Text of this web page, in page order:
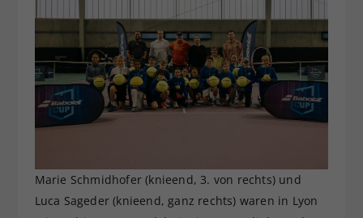
Marie Schmidhofer (knieend, 3. von rechts) und
Luca Sageder (knieend, ganz rechts) waren in Lyon